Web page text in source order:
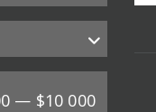
— $10 000